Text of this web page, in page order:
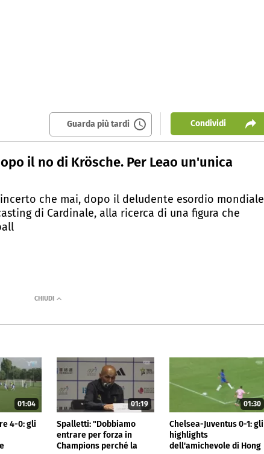
Guarda più tardi Condividi
il no di Krösche. Per Leao un'unica
che mai, dopo il deludente esordio mondiale
di Cardinale, alla ricerca di una figura che
01:04
4-0: gli
01:19
Spalletti: "Dobbiamo
entrare per forza in
Champions perché la
01:30
Chelsea-Juventus 0-1: gli
highlights
dell'amichevole di Hong